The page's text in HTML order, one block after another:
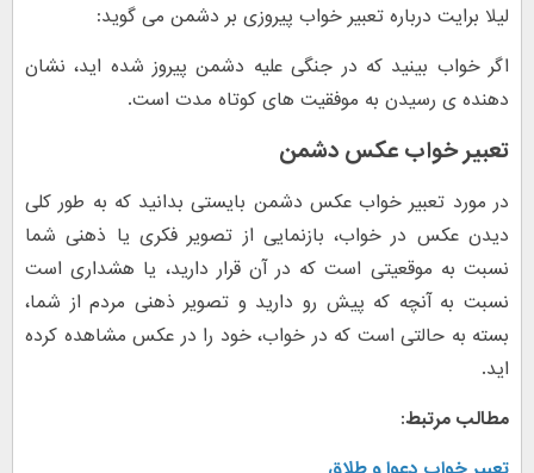
لیلا برایت درباره تعبیر خواب پیروزی بر دشمن می گوید:
اگر خواب بینید که در جنگی علیه دشمن پیروز شده اید، نشان
دهنده ی رسیدن به موفقیت های کوتاه مدت است.
تعبیر خواب عکس دشمن
در مورد تعبیر خواب عکس دشمن بایستی بدانید که به طور کلی
دیدن عکس در خواب، بازنمایی از تصویر فکری یا ذهنی شما
نسبت به موقعیتی است که در آن قرار دارید، یا هشداری است
نسبت به آنچه که پیش رو دارید و تصویر ذهنی مردم از شما،
بسته به حالتی است که در خواب، خود را در عکس مشاهده کرده
اید.
مطالب مرتبط: